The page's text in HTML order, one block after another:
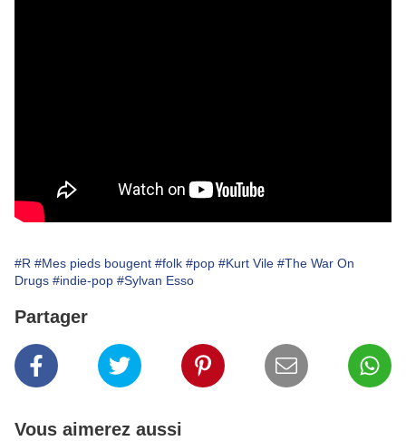
#R #Mes pieds bougent #folk #pop #Kurt Vile #The War On
Drugs #indie-pop #Sylvan Esso
Partager
Vous aimerez aussi